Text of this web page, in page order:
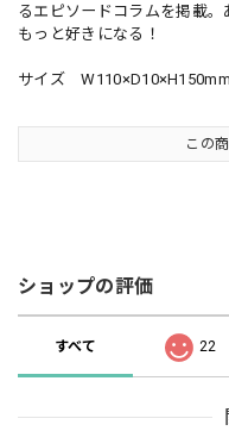
るエピソードコラムを掲載
もっと好きになる！
サイズ W110×D10×H150mm
この
ショップの評価
すべて 22